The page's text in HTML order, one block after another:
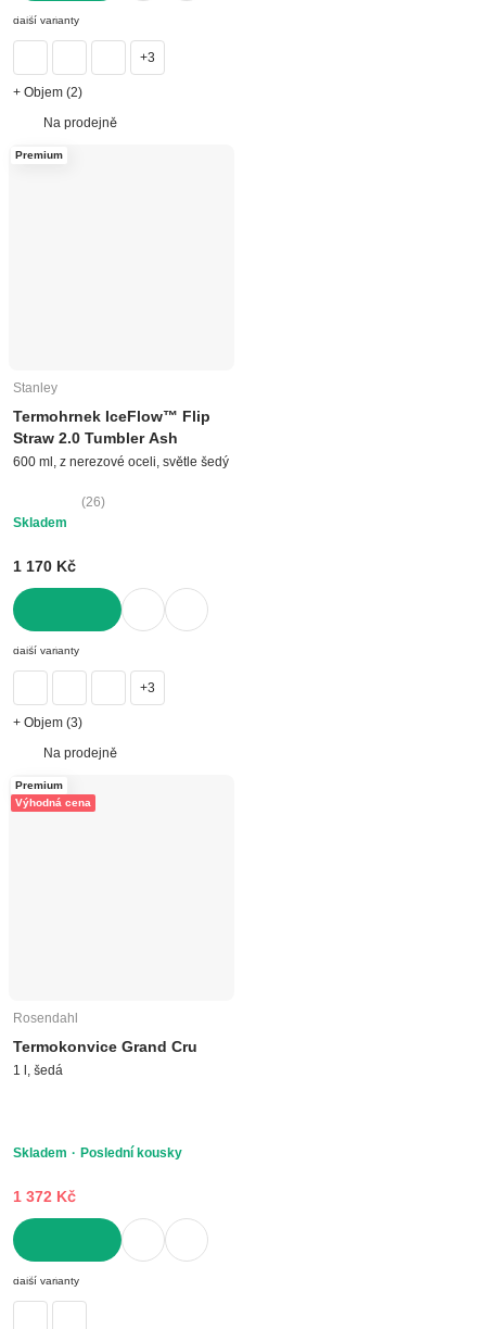
DO KOŠÍKU
další varianty
+3
+ Objem (2)
Na prodejně
Premium
Stanley
Termohrnek IceFlow™ Flip
Straw 2.0 Tumbler Ash
600 ml, z nerezové oceli, světle šedý
(26)
Skladem
1 170 Kč
DO KOŠÍKU
další varianty
+3
+ Objem (3)
Na prodejně
Premium
Výhodná cena
Rosendahl
Termokonvice Grand Cru
1 l, šedá
Skladem Poslední kousky
1 372 Kč
DO KOŠÍKU
další varianty